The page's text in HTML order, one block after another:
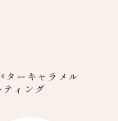
ターキャラメル
ティング